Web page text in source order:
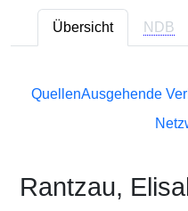
Übersicht NDB
QuellenAusgehende
Rantzau,